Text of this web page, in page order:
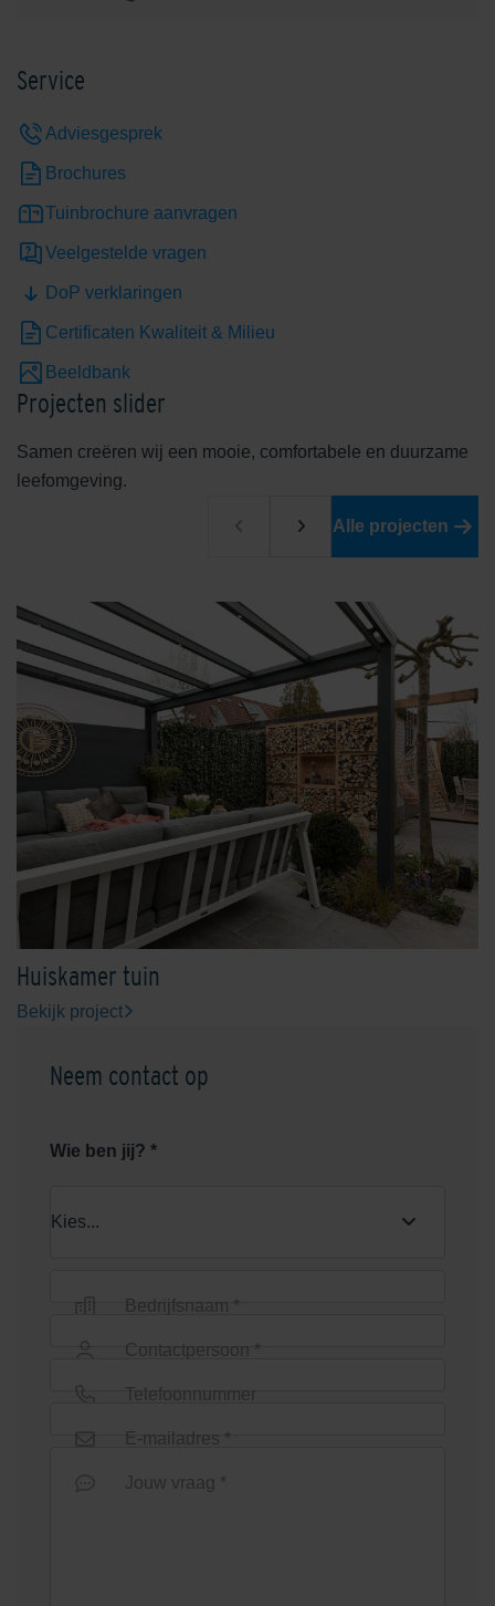
Service
Adviesgesprek
Brochures
Tuinbrochure aanvragen
Veelgestelde vragen
DoP verklaringen
Certificaten Kwaliteit & Milieu
Beeldbank
Projecten slider
Samen creëren wij een mooie, comfortabele en duurzame
leefomgeving.
Alle projecten
Huiskamer tuin
Bekijk project
Neem contact op
Wie ben jij? *
Bedrijfsnaam *
Contactpersoon *
Telefoonnummer
E-mailadres *
Jouw vraag *